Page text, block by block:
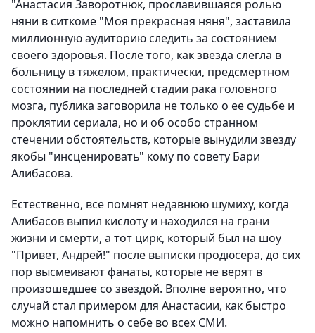
"Анастасия Заворотнюк, прославившаяся ролью
няни в ситкоме "Моя прекрасная няня", заставила
миллионную аудиторию следить за состоянием
своего здоровья. После того, как звезда слегла в
больницу в тяжелом, практически, предсмертном
состоянии на последней стадии рака головного
мозга, публика заговорила не только о ее судьбе и
проклятии сериала, но и об особо странном
стечении обстоятельств, которые вынудили звезду
якобы "инсценировать" кому по совету Бари
Алибасова.
Естественно, все помнят недавнюю шумиху, когда
Алибасов выпил кислоту и находился на грани
жизни и смерти, а тот цирк, который был на шоу
"Привет, Андрей!" после выписки продюсера, до сих
пор высмеивают фанаты, которые не верят в
произошедшее со звездой. Вполне вероятно, что
случай стал примером для Анастасии, как быстро
можно напомнить о себе во всех СМИ.